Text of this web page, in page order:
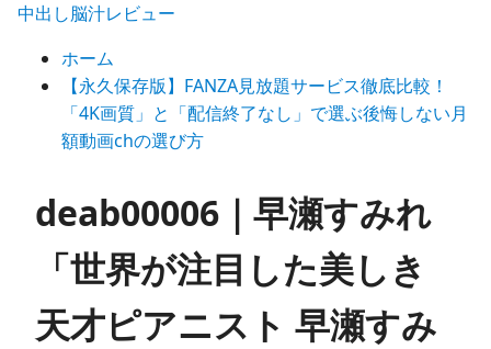
中出し脳汁レビュー
ホーム
【永久保存版】FANZA見放題サービス徹底比較！
「4K画質」と「配信終了なし」で選ぶ後悔しない月
額動画chの選び方
deab00006｜早瀬すみれ
「世界が注目した美しき
天才ピアニスト 早瀬すみ